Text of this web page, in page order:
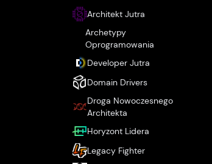
Architekt Jutra
Archetypy
Oprogramowania
Developer Jutra
Domain Drivers
Droga Nowoczesnego
Architekta
Horyzont Lidera
Legacy Fighter